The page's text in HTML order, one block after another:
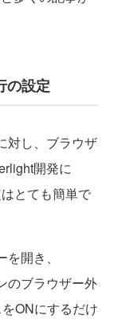
の設定
対し、ブラウザ
開発に
とても簡単で
開き、
のブラウザー外
ONにするだけ